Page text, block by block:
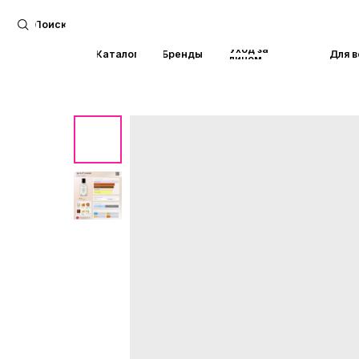
Каталог Бренды
Поиск
лицом
Для волос